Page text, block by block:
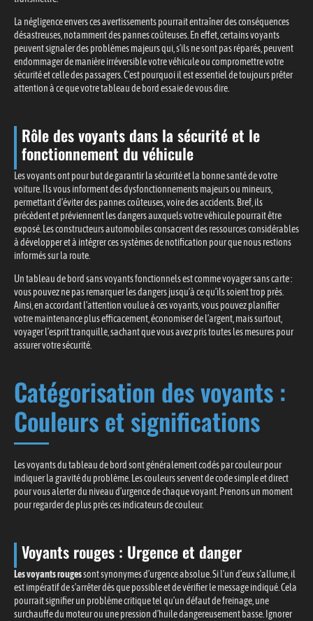
La négligence envers ces avertissements pourrait entraîner des conséquences
désastreuses, notamment des pannes coûteuses. En effet, certains voyants
peuvent signaler des problèmes majeurs qui, s’ils ne sont pas réparés, peuvent
endommager de manière irréversible votre véhicule ou compromettre votre
sécurité et celle des passagers. C’est pourquoi il est essentiel de toujours prêter
attention à ce que votre tableau de bord essaie de vous dire.
Rôle des voyants dans la sécurité et le
fonctionnement du véhicule
Les voyants ont pour but de garantir la sécurité et la bonne santé de votre
voiture. Ils vous informent des dysfonctionnements majeurs ou mineurs,
permettant d’éviter des pannes coûteuses, voire des accidents. Bref, ils
précèdent et préviennent les dangers auxquels votre véhicule pourrait être
exposé. Les constructeurs automobiles consacrent des ressources considérables
à développer et à intégrer ces systèmes de notification pour que nous restions
informés sur la route.
Un tableau de bord sans voyants fonctionnels est comme voyager sans carte :
vous pouvez ne pas remarquer les dangers jusqu’à ce qu’ils soient trop près.
Ainsi, en accordant l’attention voulue à ces voyants, vous pouvez planifier
votre maintenance plus efficacement, économiser de l’argent, mais surtout,
voyager l’esprit tranquille, sachant que vous avez pris toutes les mesures pour
assurer votre sécurité.
Catégorisation des voyants :
Couleurs et significations
Les voyants du tableau de bord sont généralement codés par couleur pour
indiquer la gravité du problème. Les couleurs servent de code simple et direct
pour vous alerter du niveau d’urgence de chaque voyant. Prenons un moment
pour regarder de plus près ces indicateurs de couleur.
Voyants rouges : Urgence et danger
Les voyants rougessont synonymes d’urgence absolue. Si l’un d’eux s’allume, il
est impératif de s’arrêter dès que possible et de vérifier le message indiqué. Cela
pourrait signifier un problème critique tel qu’un défaut de freinage, une
surchauffe du moteur ou une pression d’huile dangereusement basse. Ignorer